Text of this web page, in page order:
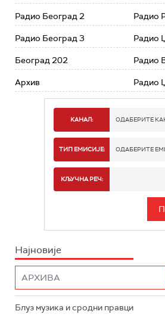
Радио Београд 2
Радио Београд 3
Београд 202
Архив
Радио
Радио
Радио
Радио
КАНАЛ: ОДАБЕРИТЕ
РАДИО
РАДИО
РАДИО
ТИП ЕМИСИЈЕ: ОДАБЕРИТЕ
КЉУЧНА РЕЧ:
Најновије
Блуз музика и сродни правци